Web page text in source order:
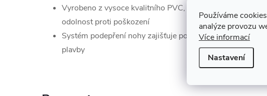
Používáme
analýze provozu
Více informací
Nastavení
Vyrobeno z vysoce kvalitního PVC, který zajišťuje dlouhou
odolnost proti poškození
Systém podepření nohy zajišťuje pohodlnou a stabilní
plavby